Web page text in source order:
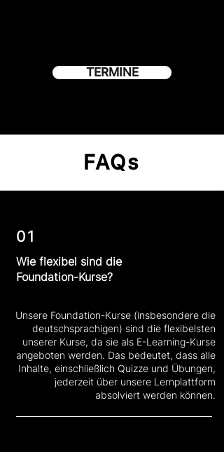
TERMINE
FAQs
01
Wie flexibel sind die
Foundation-Kurse?
Unsere Foundation-Kurse (insbesondere die
deutschsprachigen) sind die flexibelsten
unserer Kurse, da sie als E-Learning-Kurse
angeboten werden. Das bedeutet, dass alle
Inhalte, einschließlich Quizze und Übungen,
jederzeit über unsere Lernplattform
absolviert werden können.